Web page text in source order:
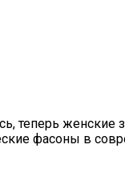
женские
фасоны в